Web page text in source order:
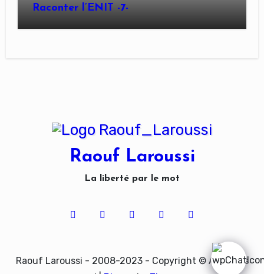
Raconter l’ENIT -7-
Raouf Laroussi
La liberté par le mot
Raouf Laroussi - 2008-2023 - Copyright © All rights